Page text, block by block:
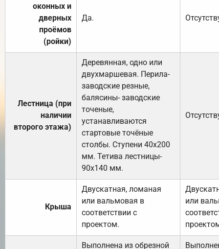
оконных и
дверных
проёмов
(ройки)
Да.
Лестница (при
наличии
второго этажа)
Деревянная, одно или
двухмаршевая. Перила-
заводские резные,
балясины- заводские
точеные,
устанавливаются
стартовые точёные
столбы. Ступени 40х200
мм. Тетива лестницы-
90х140 мм.
Крыша
Двускатная, ломаная
или вальмовая в
соответствии с
проектом.
или
Выполнена из обрезной